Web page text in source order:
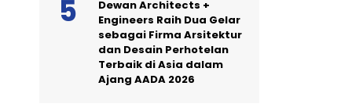
Dewan Architects +
Engineers Raih Dua Gelar
sebagai Firma Arsitektur
dan Desain Perhotelan
Terbaik di Asia dalam
Ajang AADA 2026